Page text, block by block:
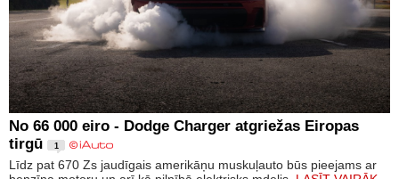
No 66 000 eiro - Dodge Charger atgriežas Eiropas
tirgū
1
Līdz pat 670 Zs jaudīgais amerikāņu muskuļauto būs pieejams ar